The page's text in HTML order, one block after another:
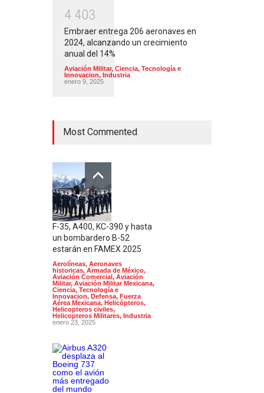
4 403
Embraer entrega 206 aeronaves en
2024, alcanzando un crecimiento
anual del 14%
Aviación Militar, Ciencia, Tecnología e
Innovacion, Industria
enero 9, 2025
Most Commented
F-35, A400, KC-390 y hasta
un bombardero B-52
estarán en FAMEX 2025
Aerolíneas, Aeronaves
historicas, Armada de México,
Aviación Comercial, Aviación
Militar, Aviación Militar Mexicana,
Ciencia, Tecnología e
Innovacion, Defensa, Fuerza
Aérea Mexicana, Helicópteros,
Helicopteros civiles,
Helicopteros Militares, Industria
enero 23, 2025